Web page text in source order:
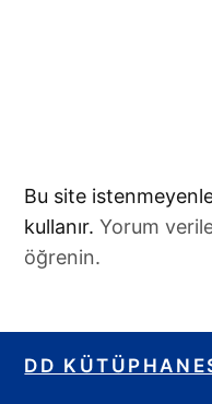
Bu site
kullanır.Yorum
öğrenin.
DD